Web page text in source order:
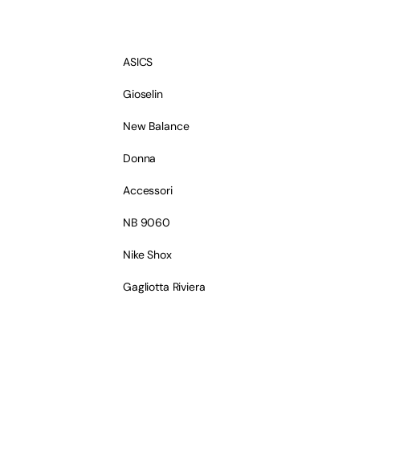
ASICS
Gioselin
New Balance
Donna
Accessori
NB 9060
Nike Shox
Gagliotta Riviera